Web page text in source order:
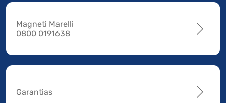
Magneti Marelli
0800 0191638
Garantias